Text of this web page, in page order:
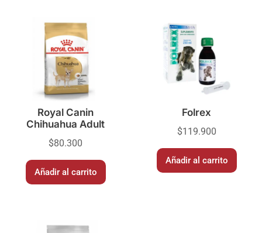
Royal Canin
Chihuahua Adult
$80.300
Añadir al carrito
Folrex
$119.900
Añadir al carrito